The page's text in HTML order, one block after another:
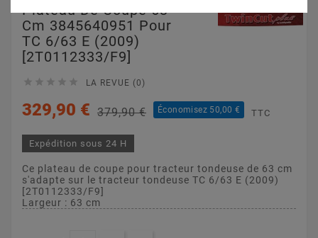
Plateau De Coupe 63
Cm 3845640951 Pour
TC 6/63 E (2009)
[2T0112333/F9]
     LA REVUE (0)
329,90 € 379,90 € Économisez 50,00 € TTC
Expédition sous 24 H
Ce plateau de coupe pour tracteur tondeuse de 63 cm
s'adapte sur le tracteur tondeuse TC 6/63 E (2009)
[2T0112333/F9]
Largeur : 63 cm